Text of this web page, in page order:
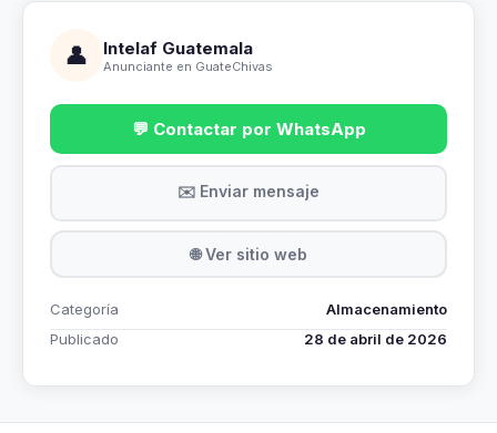
👤 Intelaf Guatemala
Anunciante en GuateChivas
💬 Contactar por WhatsApp
✉️ Enviar mensaje
🌐 Ver sitio web
Categoría
Almacenamiento
Publicado
28 de abril de 2026